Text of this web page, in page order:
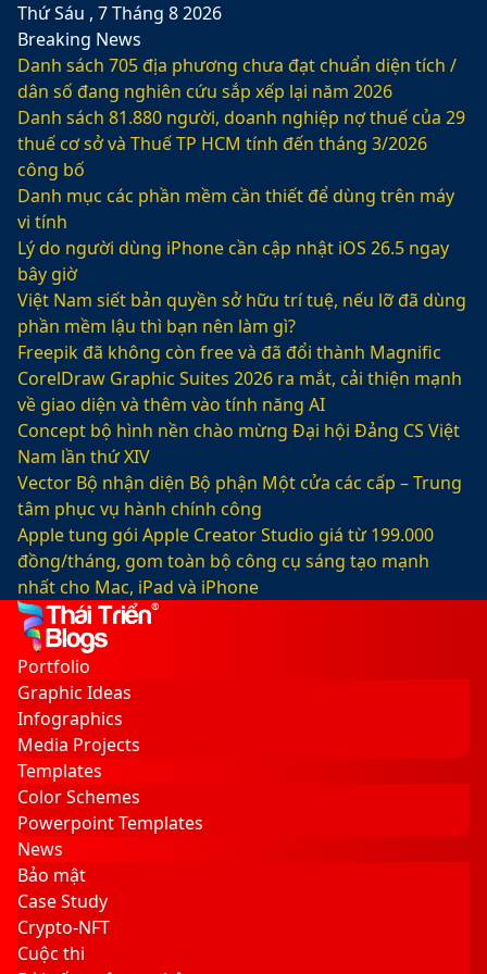
Thứ Sáu , 7 Tháng 8 2026
Breaking News
Danh sách 705 địa phương chưa đạt chuẩn diện tích /
dân số đang nghiên cứu sắp xếp lại năm 2026
Danh sách 81.880‬ người, doanh nghiệp nợ thuế của 29
thuế cơ sở và Thuế TP HCM tính đến tháng 3/2026
công bố
Danh mục các phần mềm cần thiết để dùng trên máy
vi tính
Lý do người dùng iPhone cần cập nhật iOS 26.5 ngay
bây giờ
Việt Nam siết bản quyền sở hữu trí tuệ, nếu lỡ đã dùng
phần mềm lậu thì bạn nên làm gì?
Freepik đã không còn free và đã đổi thành Magnific
CorelDraw Graphic Suites 2026 ra mắt, cải thiện mạnh
về giao diện và thêm vào tính năng AI
Concept bộ hình nền chào mừng Đại hội Đảng CS Việt
Nam lần thứ XIV
Vector Bộ nhận diện Bộ phận Một cửa các cấp – Trung
tâm phục vụ hành chính công
Apple tung gói Apple Creator Studio giá từ 199.000
đồng/tháng, gom toàn bộ công cụ sáng tạo mạnh
nhất cho Mac, iPad và iPhone
Facebook
X
LinkedIn
YouTube
Google
Play
Sidebar
Switch
skin
Portfolio
Graphic Ideas
Infographics
Media Projects
Templates
Color Schemes
Powerpoint Templates
News
Bảo mật
Case Study
Crypto-NFT
Cuộc thi